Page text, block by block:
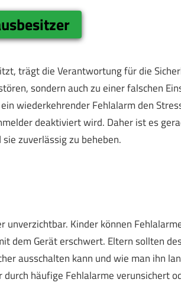
trägt die Verantwortung für die
sondern auch zu einer falschen
wiederkehrender Fehlalarm den
deaktiviert wird. Daher ist es
zuverlässig zu beheben.
unverzichtbar. Kinder können
dem Gerät erschwert. Eltern sollten
ausschalten kann und wie man ihn
häufige Fehlalarme verunsichert